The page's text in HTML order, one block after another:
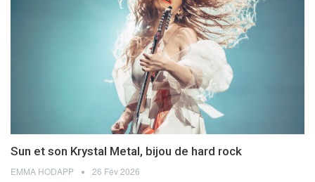
Sun et son Krystal Metal, bijou de hard rock
EMMA HODAPP 26 Fév 2026